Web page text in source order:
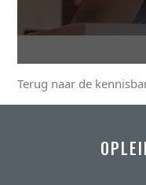
Terug naar de